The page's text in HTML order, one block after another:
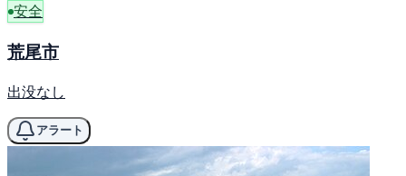
安全
荒尾市
出没なし
アラート